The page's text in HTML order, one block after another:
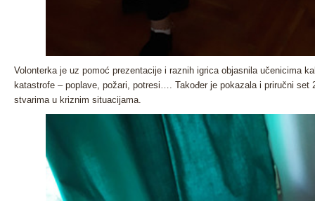
Volonterka je uz pomoć prezentacije i raznih igrica objasnila učenicima
katastrofe – poplave, požari, potresi…. Također je pokazala i priručni set
stvarima u kriznim situacijama.